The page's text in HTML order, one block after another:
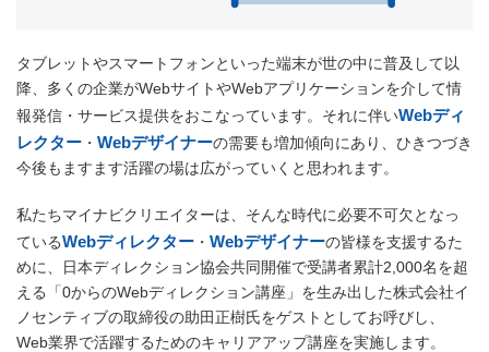
タブレットやスマートフォンといった端末が世の中に普及して以
降、多くの企業がWebサイトやWebアプリケーションを介して情
報発信・サービス提供をおこなっています。それに伴いWebディ
レクター ・ Webデザイナーの需要も増加傾向にあり、ひきつづき
今後もますます活躍の場は広がっていくと思われます。
私たちマイナビクリエイターは、そんな時代に必要不可欠となっ
ているWebディレクター ・ Webデザイナーの皆様を支援するた
めに、日本ディレクション協会共同開催で受講者累計2,000名を超
える「0からのWebディレクション講座」を生み出した株式会社イ
ノセンティブの取締役の助田正樹氏をゲストとしてお呼びし、
Web業界で活躍するためのキャリアアップ講座を実施します。